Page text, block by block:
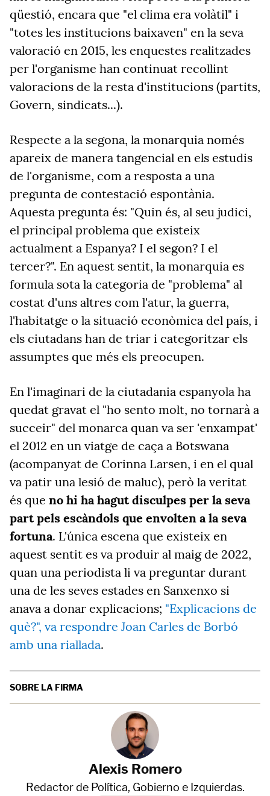
qüestió, encara que "el clima era volàtil" i
"totes les institucions baixaven" en la seva
valoració en 2015, les enquestes realitzades
per l'organisme han continuat recollint
valoracions de la resta d'institucions (partits,
Govern, sindicats...).
Respecte a la segona, la monarquia només
apareix de manera tangencial en els estudis
de l'organisme, com a resposta a una
pregunta de contestació espontània.
Aquesta pregunta és: "Quin és, al seu judici,
el principal problema que existeix
actualment a Espanya? I el segon? I el
tercer?". En aquest sentit, la monarquia es
formula sota la categoria de "problema" al
costat d'uns altres com l'atur, la guerra,
l'habitatge o la situació econòmica del país, i
els ciutadans han de triar i categoritzar els
assumptes que més els preocupen.
En l'imaginari de la ciutadania espanyola ha
quedat gravat el "ho sento molt, no tornarà a
succeir" del monarca quan va ser 'enxampat'
el 2012 en un viatge de caça a Botswana
(acompanyat de Corinna Larsen, i en el qual
va patir una lesió de maluc), però la veritat
és que no hi ha hagut disculpes per la seva
part pels escàndols que envolten a la seva
fortuna. L'única escena que existeix en
aquest sentit es va produir al maig de 2022,
quan una periodista li va preguntar durant
una de les seves estades en Sanxenxo si
anava a donar explicacions; "Explicacions de
què?", va respondre Joan Carles de Borbó
amb una riallada.
SOBRE LA FIRMA
Alexis Romero
Redactor de Política, Gobierno e Izquierdas.